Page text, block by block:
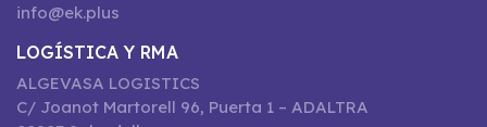
info@ek.plus
LOGÍSTICA Y RMA
ALGEVASA LOGISTICS
C/ Joanot Martorell 96, Puerta 1 – ADALTRA